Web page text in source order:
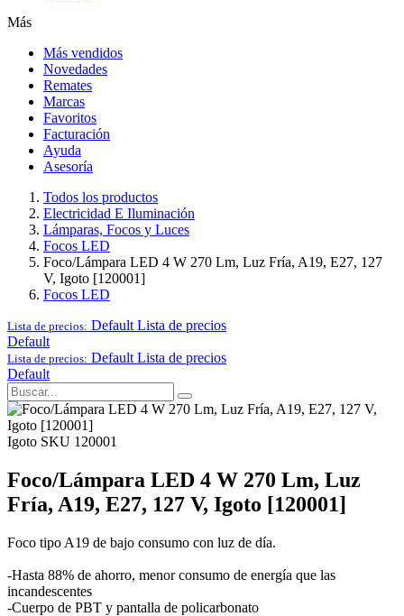
Más
Más vendidos
Novedades
Remates
Marcas
Favoritos
Facturación
Ayuda
Asesoría
Todos los productos
Electricidad E Iluminación
Lámparas, Focos y Luces
Focos LED
Foco/Lámpara LED 4 W 270 Lm, Luz Fría, A19, E27, 127
V, Igoto [120001]
Focos LED
Lista de precios: Default Lista de precios
Default
Lista de precios: Default Lista de precios
Default
Igoto SKU 120001
Foco/Lámpara LED 4 W 270 Lm, Luz
Fría, A19, E27, 127 V, Igoto [120001]
Foco tipo A19 de bajo consumo con luz de día.
-Hasta 88% de ahorro, menor consumo de energía que las
incandescentes
-Cuerpo de PBT y pantalla de policarbonato